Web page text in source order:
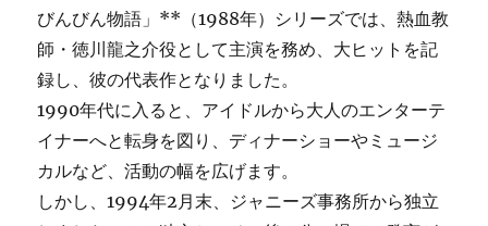
びんびん物語」**（1988年）シリーズでは、熱血教
師・徳川龍之介役として主演を務め、大ヒットを記
録し、彼の代表作となりました。
1990年代に入ると、アイドルから大人のエンターテ
イナーへと転身を図り、ディナーショーやミュージ
カルなど、活動の幅を広げます。
しかし、1994年2月末、ジャニーズ事務所から独立